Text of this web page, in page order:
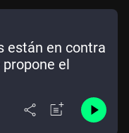
están en contra
el